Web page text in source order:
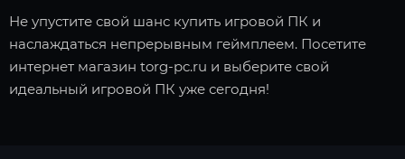
Не упустите свой шанс купить игровой ПК и
наслаждаться непрерывным геймплеем. Посетите
интернет магазин torg-pc.ru и выберите свой
идеальный игровой ПК уже сегодня!